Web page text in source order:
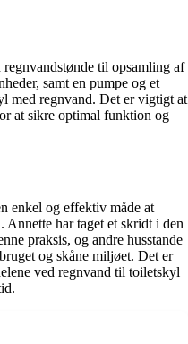
til opsamling af
samt en pumpe og et
med regnvand. Det er vigtigt at
at sikre optimal funktion og
enkel og effektiv måde at
har taget et skridt i den
praksis, og andre husstande
og skåne miljøet. Det er
ved regnvand til toiletskyl